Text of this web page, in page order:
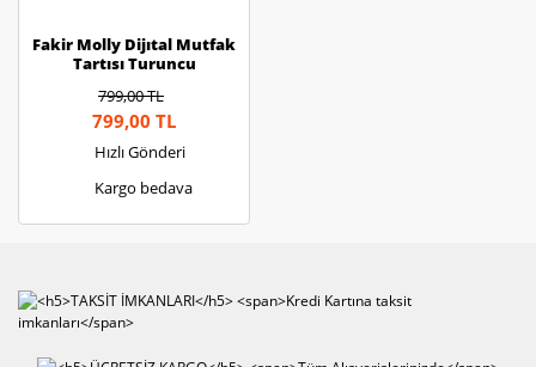
Fakir Molly Dijıtal Mutfak
Tartısı Turuncu
799,00 TL
799,00 TL
Hızlı Gönderi
Kargo bedava